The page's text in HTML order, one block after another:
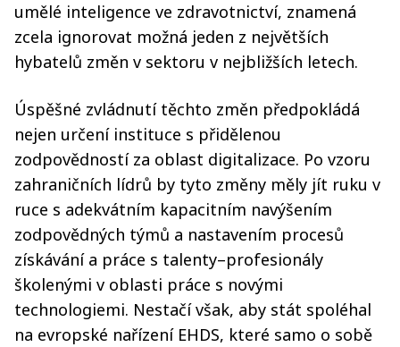
umělé inteligence ve zdravotnictví, znamená
zcela ignorovat možná jeden z největších
hybatelů změn v sektoru v nejbližších letech.
Úspěšné zvládnutí těchto změn předpokládá
nejen určení instituce s přidělenou
zodpovědností za oblast digitalizace. Po vzoru
zahraničních lídrů by tyto změny měly jít ruku v
ruce s adekvátním kapacitním navýšením
zodpovědných týmů a nastavením procesů
získávání a práce s talenty–profesionály
školenými v oblasti práce s novými
technologiemi. Nestačí však, aby stát spoléhal
na evropské nařízení EHDS, které samo o sobě